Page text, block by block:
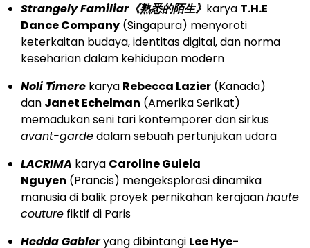
Strangely Familiar《熟悉的陌生》 karya T.H.E
Dance Company (Singapura) menyoroti
keterkaitan budaya, identitas digital, dan norma
keseharian dalam kehidupan modern
Noli Timere karya Rebecca Lazier (Kanada)
dan Janet Echelman (Amerika Serikat)
memadukan seni tari kontemporer dan sirkus
avant-gardedalam sebuah pertunjukan udara
LACRIMA karya Caroline Guiela
Nguyen (Prancis) mengeksplorasi dinamika
manusia di balik proyek pernikahan kerajaanhaute
couture fiktif di Paris
Hedda Gableryang dibintangi Lee Hye-